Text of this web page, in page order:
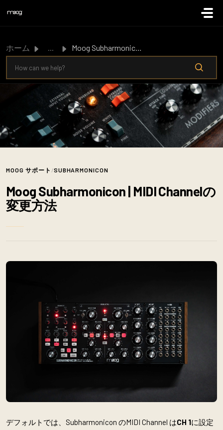
ホーム ... Moog Subharmonicon | MIDI Channelの変更方法
MOOG サポート /SUBHARMONICON
Moog Subharmonicon | MIDI Channelの
変更方法
デフォルトでは、Subharmonicon のMIDI Channel はCH 1に設定